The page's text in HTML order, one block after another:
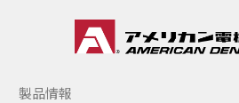
製品情報